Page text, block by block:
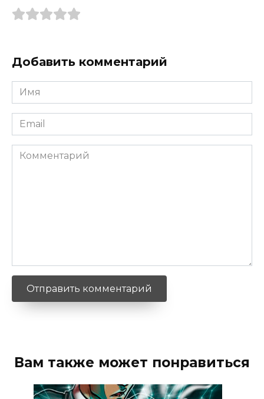
Добавить комментарий
Имя
*
Email
*
Комментарий
Вам также может понравиться